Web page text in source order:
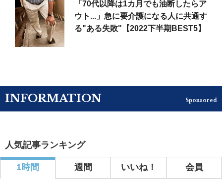
「70代以降は1カ月でも油断したらア
ウト...」急に要介護になる人に共通す
る"ある失敗"【2022下半期BEST5】
INFORMATION Sponsored
人気記事ランキング
1時間 週間 いいね！ 会員